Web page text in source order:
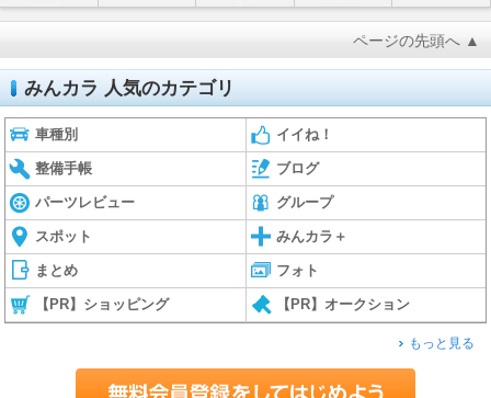
ページの先頭へ ▲
みんカラ 人気のカテゴリ
車種別 イイね！
整備手帳 ブログ
パーツレビュー グループ
スポット みんカラ＋
まとめ フォト
【PR】ショッピング 【PR】オークション
もっと見る